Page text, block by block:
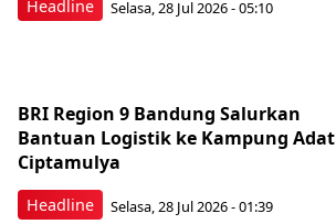
Headline Selasa, 28 Jul 2026 - 05:10
Headline
BRI Region 9 Bandung Salurkan
Bantuan Logistik ke Kampung Adat
Ciptamulya
Selasa, 28 Jul 2026 - 01:39